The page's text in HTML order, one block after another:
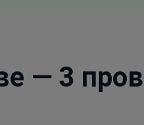
— 3